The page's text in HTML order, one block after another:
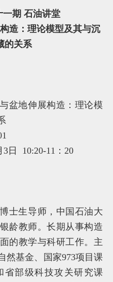
一期 石油讲堂
造：理论模型及其与沉
的关系
盆地伸展构造：理论模
3日 10:20-11：20
士生导师，中国石油大
龄教师。长期从事构造
的教学与科研工作。主
然基金、国家973项目课
省部级科技攻关研究课